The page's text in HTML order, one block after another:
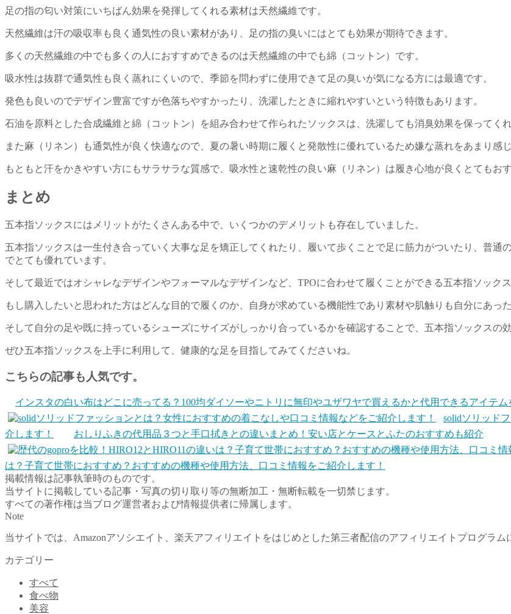
足の指の匂い対策にいちばん効果を発揮してくれる素材は天然繊維です。
天然繊維は汗の吸収率も良く通気性の良い素材があり、足の指の臭いにはとても効果が期待できます。
多くの天然繊維の中でも多くの人におすすめできるのは天然繊維の中でも綿（コットン）です。
吸水性は抜群で通気性も良く蒸れにくいので、季節を問わずに使用できて足の臭いが気になる方には最適です。
発色も良いのでデザイン豊富ですが色落ちやすかったり、洗濯したときに縮れやすいという特徴もあります。
石油を原料とした合成繊維と綿（コットン）を組み合わせて作られたソックスは、洗濯しても消臭効果を保ってく
また麻（リネン）も通気性が良く快適なので、夏の暑い時期に履くと発散性に優れているため嫌な蒸れをあまり感じ
もともと汗をかきやすい方にもサラサラな質感で、吸水性と速乾性の良い麻（リネン）は履き心地が良くとてもおす
まとめ
五本指ソックスにはメリットがたくさんある中で、いくつかのデメリットも存在していました。
五本指ソックスは一生付き合っていく大事な足を矯正してくれたり、履いて歩くことで足に筋力がついたり、普
でとても優れています。
そして最近ではオシャレなデザインやフォーマルなデザインなど、TPOに合わせて履くことができる五本指ソック
もし購入したいと思われた方はどんな目的で履くのか、自身が求めている機能性であり素材や肌触りも自分にあっ
そして自分の足や既に持っているシューズにサイズがしっかり合っているかを確認することで、五本指ソックスの
ぜひ五本指ソックスを上手に利用して、健康的な足を目指してみてくださいね。
こちらの記事も人気です。
インスタの白い布はどこに売ってる？100均ダイソーやニトリに無印やユザワヤで買えるかと代用できるアイテム
solidソリッド
介します！
おしりふきの代用品３つと手口拭きとの違いまとめ！安い店とケースとふたのおすすめも紹介
は？子育て世帯におすすめ？おすすめの機種や使用方法、口コミ情報をご紹介します！
掲載情報は記事執筆時のものです。
当サイトに掲載している記事・写真の切り取り等の無断加工・無断転載を一切禁じます。
すべての著作権は当ブログ運営者および情報提供者に帰属します。
Note
当サイトでは、Amazonアソシエイト、楽天アフィリエイトをはじめとした第三者配信のアフィリエイトプログラ
カテゴリー
すべて
食べ物
美容